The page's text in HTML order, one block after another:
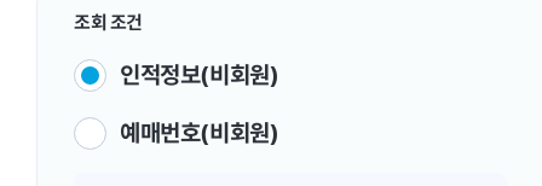
조회 조건
인적정보(비회원)
예매번호(비회원)